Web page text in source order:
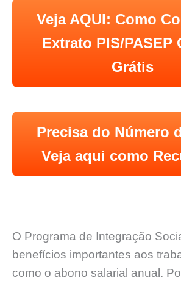
Veja AQUI: Como
Extrato PIS/PASEP
Grátis
Precisa do Número
Veja aqui como
O Programa de Integração
benefícios importantes aos
como o abono salarial anual.